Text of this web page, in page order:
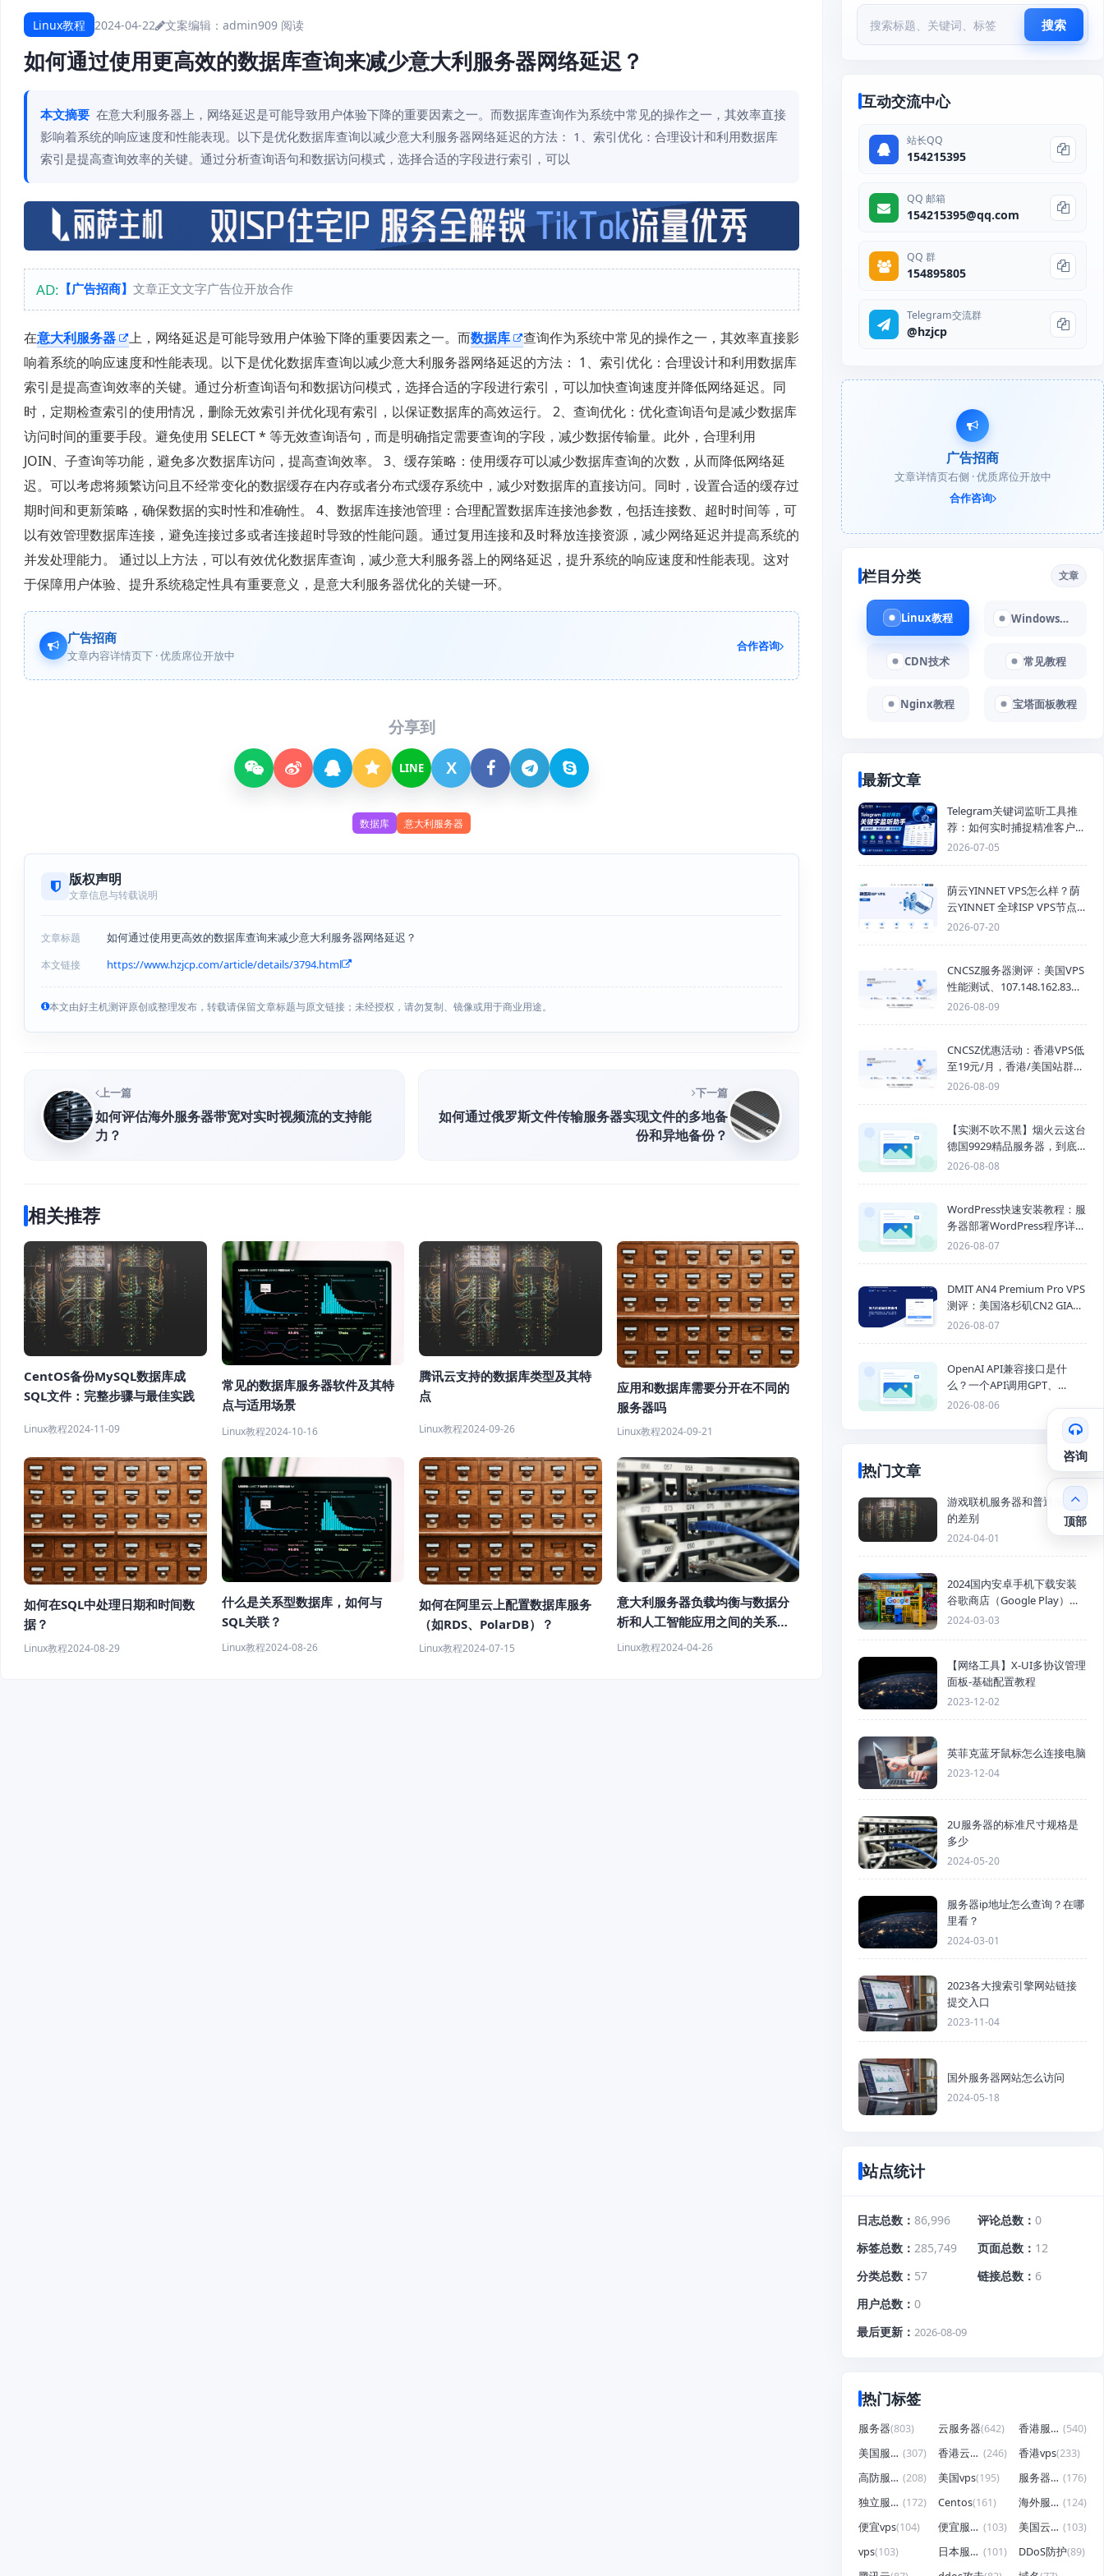
Linux教程 2024-04-22 文案编辑：admin909 阅读
如何通过使用更高效的数据库查询来减少意大利服务器网络延迟？
本文摘要 在意大利服务器上，网络延迟是可能导致用户体验下降的重要因素之一。而数据库查询作为系统中常见的操作之一，其效率直接
影响着系统的响应速度和性能表现。以下是优化数据库查询以减少意大利服务器网络延迟的方法： 1、索引优化：合理设计和利用数据库
索引是提高查询效率的关键。通过分析查询语句和数据访问模式，选择合适的字段进行索引，可以
AD: 【广告招商】 文章正文文字广告位开放合作
在意大利服务器 上，网络延迟是可能导致用户体验下降的重要因素之一。而数据库
查询作为系统中常见的操作之一，其效率直接影
响着系统的响应速度和性能表现。以下是优化数据库查询以减少意大利服务器网络延迟的方法： 1、索引优化：合理设计和利用数据库
索引是提高查询效率的关键。通过分析查询语句和数据访问模式，选择合适的字段进行索引，可以加快查询速度并降低网络延迟。同
时，定期检查索引的使用情况，删除无效索引并优化现有索引，以保证数据库的高效运行。 2、查询优化：优化查询语句是减少数据库
访问时间的重要手段。避免使用 SELECT * 等无效查询语句，而是明确指定需要查询的字段，减少数据传输量。此外，合理利用
JOIN、子查询等功能，避免多次数据库访问，提高查询效率。 3、缓存策略：使用缓存可以减少数据库查询的次数，从而降低网络延
迟。可以考虑将频繁访问且不经常变化的数据缓存在内存或者分布式缓存系统中，减少对数据库的直接访问。同时，设置合适的缓存过
期时间和更新策略，确保数据的实时性和准确性。 4、数据库连接池管理：合理配置数据库连接池参数，包括连接数、超时时间等，可
以有效管理数据库连接，避免连接过多或者连接超时导致的性能问题。通过复用连接和及时释放连接资源，减少网络延迟并提高系统的
并发处理能力。 通过以上方法，可以有效优化数据库查询，减少意大利服务器上的网络延迟，提升系统的响应速度和性能表现。这对
于保障用户体验、提升系统稳定性具有重要意义，是意大利服务器优化的关键一环。
广告招商
文章内容详情页下 · 优质席位开放中
合作咨询
分享到
LINE X
数据库 意大利服务器
版权声明
文章信息与转载说明
文章标题 如何通过使用更高效的数据库查询来减少意大利服务器网络延迟？
本文链接 https://www.hzjcp.com/article/details/3794.html
本文由好主机测评原创或整理发布，转载请保留文章标题与原文链接；未经授权，请勿复制、镜像或用于商业用途。
上一篇
如何评估海外服务器带宽对实时视频流的支持能
力？
下一篇
如何通过俄罗斯文件传输服务器实现文件的多地备
份和异地备份？
相关推荐
CentOS备份MySQL数据库成
SQL文件：完整步骤与最佳实践
Linux教程2024-11-09
常见的数据库服务器软件及其特
点与适用场景
Linux教程2024-10-16
腾讯云支持的数据库类型及其特
点
Linux教程2024-09-26
应用和数据库需要分开在不同的
服务器吗
Linux教程2024-09-21
如何在SQL中处理日期和时间数
据？
Linux教程2024-08-29
什么是关系型数据库，如何与
SQL关联？
Linux教程2024-08-26
如何在阿里云上配置数据库服务
（如RDS、PolarDB）？
Linux教程2024-07-15
意大利服务器负载均衡与数据分
析和人工智能应用之间的关系是
什么？
Linux教程2024-04-26
搜索
互动交流中心
站长QQ
154215395
QQ 邮箱
154215395@qq.com
QQ 群
154895805
Telegram交流群
@hzjcp
广告招商
文章详情页右侧 · 优质席位开放中
合作咨询
栏目分类 文章
Linux教程 Windows教程
CDN技术 常见教程
Nginx教程 宝塔面板教程
最新文章
Telegram关键词监听工具推
荐：如何实时捕捉精准客户，
提高获客效率？
2026-07-05
荫云YINNET VPS怎么样？荫
云YINNET 全球ISP VPS节点
与双ISP 服务器推荐
2026-07-20
CNCSZ服务器测评：美国VPS
性能测试、107.148.162.83线
路测速与网络评测
2026-08-09
CNCSZ优惠活动：香港VPS低
至19元/月，香港/美国站群服
务器首月半价，物理机399元/
2026-08-09
【实测不吹不黑】烟火云这台
德国9929精品服务器，到底
能不能打？
2026-08-08
WordPress快速安装教程：服
务器部署WordPress程序详细
步骤
2026-08-07
DMIT AN4 Premium Pro VPS
测评：美国洛杉矶CN2 GIA三
网优化线路性能测试
2026-08-07
OpenAI API兼容接口是什
么？一个API调用GPT、
Claude、Gemini、DeepSeek
2026-08-06
热门文章
游戏联机服务器和普通服务器
的差别
2024-04-01
2024国内安卓手机下载安装
谷歌商店（Google Play）详
细步骤
2024-03-03
【网络工具】X-UI多协议管理
面板-基础配置教程
2023-12-02
英菲克蓝牙鼠标怎么连接电脑
2023-12-04
2U服务器的标准尺寸规格是
多少
2024-05-20
服务器ip地址怎么查询？在哪
里看？
2024-03-01
2023各大搜索引擎网站链接
提交入口
2023-11-04
国外服务器网站怎么访问
2024-05-18
站点统计
日志总数 86,996 评论总数
0
标签总数
285,749 页面总数
12
分类总数
57 链接总数
6
用户总数
0
最后更新
2026-08-09
热门标签
服务器(803) 云服务器(642) 香港服务器 (540)
美国服务器 (307) 香港云服务器 (246) 香港vps(233)
高防服务器 (208) 美国vps(195) 服务器租用 (176)
独立服务器 (172) Centos(161) 海外服务器 (124)
便宜vps(104) 便宜服务器 (103) 美国云服务器 (103)
vps(103) 日本服务器 (101) DDoS防护(89)
咨询
顶部